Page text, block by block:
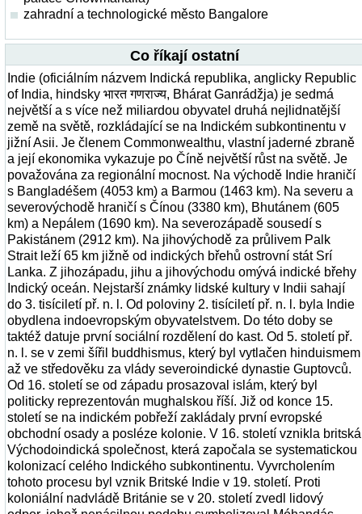
zahradní a technologické město Bangalore
Co říkají ostatní
Indie (oficiálním názvem Indická republika, anglicky Republic
of India, hindsky भारत गणराज्य, Bhárat Ganrádžja) je sedmá
největší a s více než miliardou obyvatel druhá nejlidnatější
země na světě, rozkládající se na Indickém subkontinentu v
jižní Asii. Je členem Commonwealthu, vlastní jaderné zbraně
a její ekonomika vykazuje po Číně největší růst na světě. Je
považována za regionální mocnost. Na východě Indie hraničí
s Bangladéšem (4053 km) a Barmou (1463 km). Na severu a
severovýchodě hraničí s Čínou (3380 km), Bhutánem (605
km) a Nepálem (1690 km). Na severozápadě sousedí s
Pakistánem (2912 km). Na jihovýchodě za průlivem Palk
Strait leží 65 km jižně od indických břehů ostrovní stát Srí
Lanka. Z jihozápadu, jihu a jihovýchodu omývá indické břehy
Indický oceán. Nejstarší známky lidské kultury v Indii sahají
do 3. tisíciletí př. n. l. Od poloviny 2. tisíciletí př. n. l. byla Indie
obydlena indoevropským obyvatelstvem. Do této doby se
taktéž datuje první sociální rozdělení do kast. Od 5. století př.
n. l. se v zemi šířil buddhismus, který byl vytlačen hinduismem
až ve středověku za vlády severoindické dynastie Guptovců.
Od 16. století se od západu prosazoval islám, který byl
politicky reprezentován mughalskou říší. Již od konce 15.
století se na indickém pobřeží zakládaly první evropské
obchodní osady a posléze kolonie. V 16. století vznikla britská
Východoindická společnost, která započala se systematickou
kolonizací celého Indického subkontinentu. Vyvrcholením
tohoto procesu byl vznik Britské Indie v 19. století. Proti
koloniální nadvládě Británie se v 20. století zvedl lidový